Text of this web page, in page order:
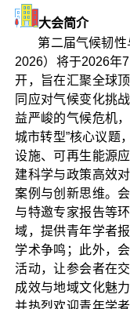
大会简介
第二届气候韧性
2026）将于2026年
开，旨在汇聚全球
同应对气候变化挑
益严峻的气候危机
城市转型”核心议题
设施、可再生能源
建科学与政策高效
案例与创新思维。
与特邀专家报告等
域，提供青年学者
学术争鸣；此外，
活动，让参会者在
成效与地域文化魅